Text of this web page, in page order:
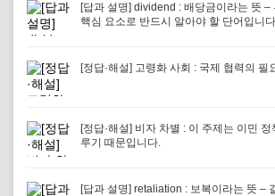
[답과 설명] dividend : 배당금이라는 뜻 –
핵심 요소로 반드시 알아야 할 단어입니다
[정답·해설] 고령화 사회 : 국제 협력의 필
[정답·해설] 비자 차별 : 이 주제는 이민
루기 때문입니다.
[답과 설명] retaliation : 보복이라는 뜻 –